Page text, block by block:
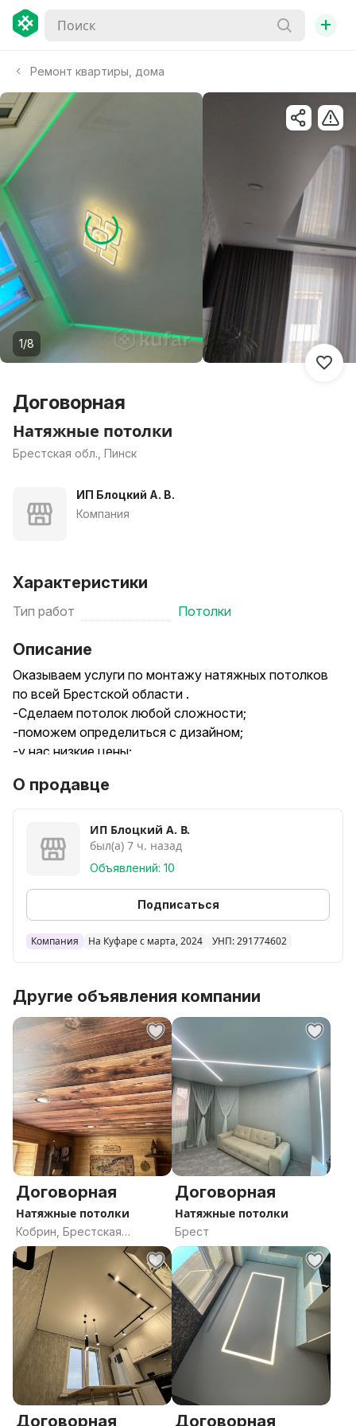
+
Ремонт квартиры, дома
1/8
Договорная
Натяжные потолки
Брестская обл., Пинск
ИП Блоцкий А. В.
Компания
Характеристики
Тип работ Потолки
Описание
Оказываем услуги по монтажу натяжных потолков
по всей Брестской области .
-Сделаем потолок любой сложности;
-поможем определиться с дизайном;
-у нас низкие цены;
- предоставляем гарантию и рассрочку;
-БЕСПЛАТНЫЙ ЗАМЕР;
-Каждый месяц проходят АКЦИИ И СКИДКИ!
-Беспроцентная рассрочка до 3-х месяцев;
-работаем с кредитами и материнским капиталом.
Консультацию можно получить по телефону или
вызвать замерщика. Замер БЕСПЛАТНЫЙ. Переходи
и подписывайся в Инстаграм: @potolki_bereza.
О продавце
ИП Блоцкий А. В.
был(а) 7 ч. назад
Объявлений: 10
Подписаться
Компания На Куфаре с марта, 2024 УНП: 291774602
Другие объявления компании
Договорная
Натяжные потолки
Кобрин, Брестская
область
Договорная
Натяжные потолки
Брест
Договорная Договорная